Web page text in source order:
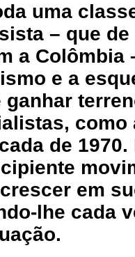
uma
– que de
a Colômbia
e a
ganhar
como
de
em
lhe cada